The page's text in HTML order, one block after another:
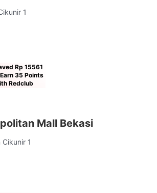
1
Rp 15561
35 Points
Redclub
Mall Bekasi
Cikunir 1